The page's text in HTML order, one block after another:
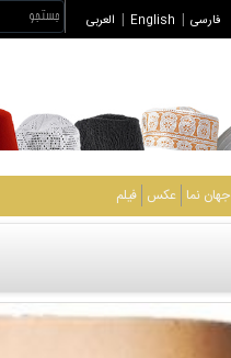
فارسی English العربی
جهان نما عکس فیلم